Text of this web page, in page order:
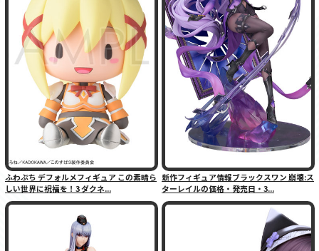
ふわぷち デフォルメフィギュア この素晴ら
しい世界に祝福を！3 ダクネ...
新作フィギュア情報ブラックスワン 崩壊:ス
ターレイルの価格・発売日・3...